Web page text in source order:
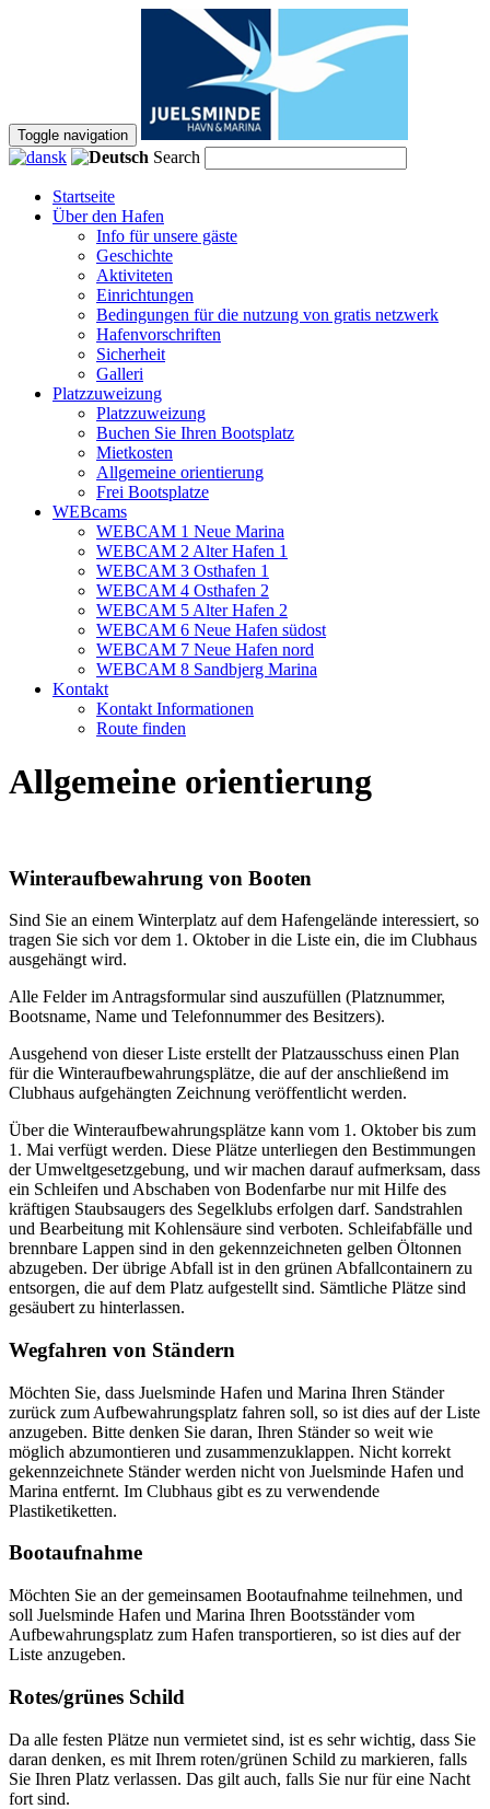
Toggle navigation
Search
Startseite
Über den Hafen
Info für unsere gäste
Geschichte
Aktiviteten
Einrichtungen
Bedingungen für die nutzung von gratis netzwerk
Hafenvorschriften
Sicherheit
Galleri
Platzzuweizung
Platzzuweizung
Buchen Sie Ihren Bootsplatz
Mietkosten
Allgemeine orientierung
Frei Bootsplatze
WEBcams
WEBCAM 1 Neue Marina
WEBCAM 2 Alter Hafen 1
WEBCAM 3 Osthafen 1
WEBCAM 4 Osthafen 2
WEBCAM 5 Alter Hafen 2
WEBCAM 6 Neue Hafen südost
WEBCAM 7 Neue Hafen nord
WEBCAM 8 Sandbjerg Marina
Kontakt
Kontakt Informationen
Route finden
Allgemeine orientierung
Winteraufbewahrung von Booten
Sind Sie an einem Winterplatz auf dem Hafengelände interessiert, so
tragen Sie sich vor dem 1. Oktober in die Liste ein, die im Clubhaus
ausgehängt wird.
Alle Felder im Antragsformular sind auszufüllen (Platznummer,
Bootsname, Name und Telefonnummer des Besitzers).
Ausgehend von dieser Liste erstellt der Platzausschuss einen Plan
für die Winteraufbewahrungsplätze, die auf der anschließend im
Clubhaus aufgehängten Zeichnung veröffentlicht werden.
Über die Winteraufbewahrungsplätze kann vom 1. Oktober bis zum
1. Mai verfügt werden. Diese Plätze unterliegen den Bestimmungen
der Umweltgesetzgebung, und wir machen darauf aufmerksam, dass
ein Schleifen und Abschaben von Bodenfarbe nur mit Hilfe des
kräftigen Staubsaugers des Segelklubs erfolgen darf. Sandstrahlen
und Bearbeitung mit Kohlensäure sind verboten. Schleifabfälle und
brennbare Lappen sind in den gekennzeichneten gelben Öltonnen
abzugeben. Der übrige Abfall ist in den grünen Abfallcontainern zu
entsorgen, die auf dem Platz aufgestellt sind. Sämtliche Plätze sind
gesäubert zu hinterlassen.
Wegfahren von Ständern
Möchten Sie, dass Juelsminde Hafen und Marina Ihren Ständer
zurück zum Aufbewahrungsplatz fahren soll, so ist dies auf der Liste
anzugeben. Bitte denken Sie daran, Ihren Ständer so weit wie
möglich abzumontieren und zusammenzuklappen. Nicht korrekt
gekennzeichnete Ständer werden nicht von Juelsminde Hafen und
Marina entfernt. Im Clubhaus gibt es zu verwendende
Plastiketiketten.
Bootaufnahme
Möchten Sie an der gemeinsamen Bootaufnahme teilnehmen, und
soll Juelsminde Hafen und Marina Ihren Bootsständer vom
Aufbewahrungsplatz zum Hafen transportieren, so ist dies auf der
Liste anzugeben.
Rotes/grünes Schild
Da alle festen Plätze nun vermietet sind, ist es sehr wichtig, dass Sie
daran denken, es mit Ihrem roten/grünen Schild zu markieren, falls
Sie Ihren Platz verlassen. Das gilt auch, falls Sie nur für eine Nacht
fort sind.